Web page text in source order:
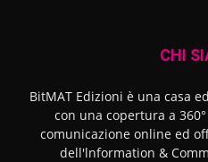
CHI
BitMAT Edizioni è una casa
con una copertura a
comunicazione online ed
dell'lnformation &